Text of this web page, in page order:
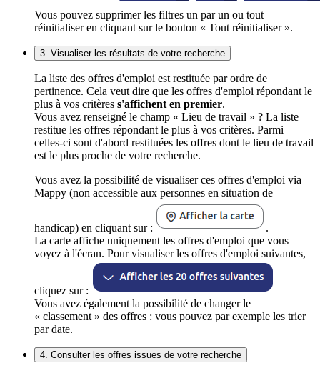
Vous pouvez supprimer les filtres un par un ou tout
réinitialiser en cliquant sur le bouton « Tout réinitialiser ».
3. Visualiser les résultats de votre recherche
La liste des offres d'emploi est restituée par ordre de
pertinence. Cela veut dire que les offres d'emploi répondant le
plus à vos critères s'affichent en premier.
Vous avez renseigné le champ « Lieu de travail » ? La liste
restitue les offres répondant le plus à vos critères. Parmi
celles-ci sont d'abord restituées les offres dont le lieu de travail
est le plus proche de votre recherche.
Vous avez la possibilité de visualiser ces offres d'emploi via
Mappy (non accessible aux personnes en situation de
handicap) en cliquant sur :
.
La carte affiche uniquement les offres d'emploi que vous
voyez à l'écran. Pour visualiser les offres d'emploi suivantes,
cliquez sur :
Vous avez également la possibilité de changer le
« classement » des offres : vous pouvez par exemple les trier
par date.
4. Consulter les offres issues de votre recherche